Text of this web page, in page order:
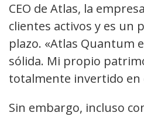
CEO de Atlas, la
clientes activos y es un
plazo. «Atlas Quantum
sólida. Mi propio
totalmente invertido en
Sin embargo, incluso